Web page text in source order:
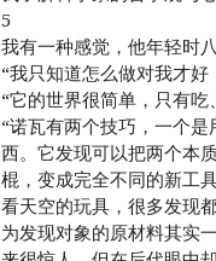
5
我有一种感觉，他年轻时
“我只知道怎么做对我才
“它的世界很简单，只有
“诺瓦有两个技巧，一个
西。它发现可以把两个本
棍，变成完全不同的新工
看天空的玩具，很多发现
为发现对象的原材料其实